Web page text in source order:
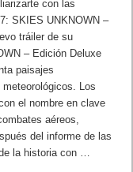
con las
SKIES UNKNOWN –
tráiler de su
– Edición Deluxe
paisajes
Los
el nombre en clave
aéreos,
del informe de las
la historia con …